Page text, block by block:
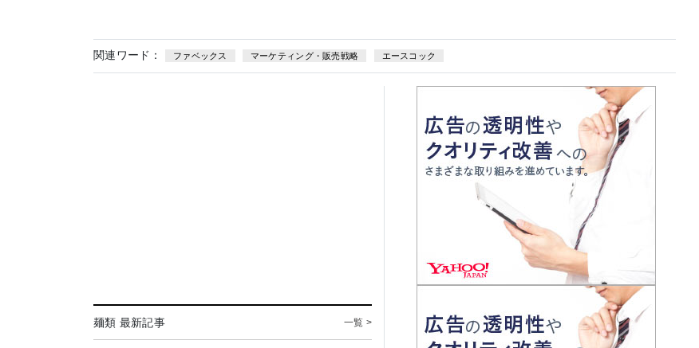
関連ワード： ファベックス マーケティング・販売戦略 エースコック
麺類 最新記事 一覧 >